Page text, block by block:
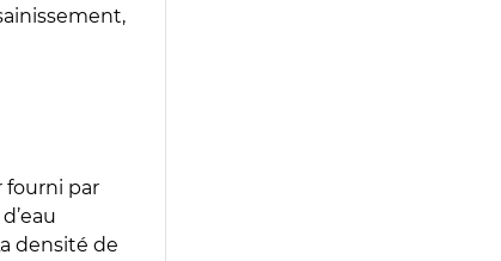
fourni par
densité de